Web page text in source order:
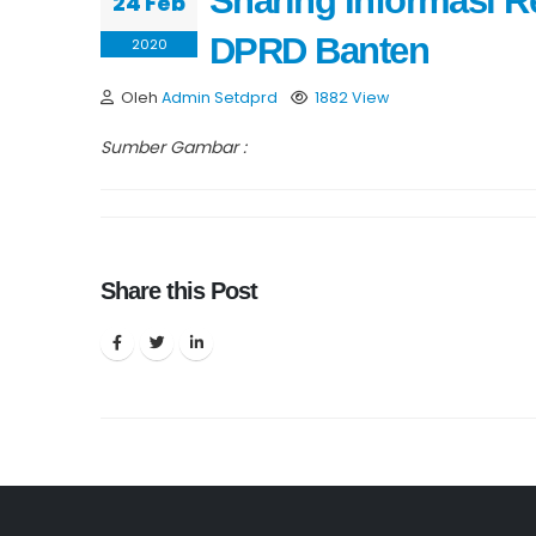
2020
DPRD Banten
Oleh Admin Setdprd 1882 View
Sumber Gambar :
Share this Post